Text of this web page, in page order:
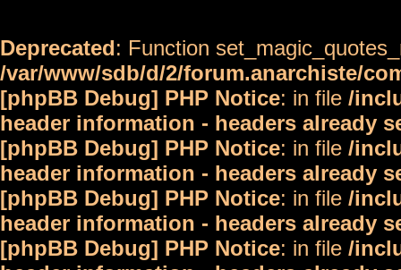
Deprecated: Function
/var/www/sdb/d/2/forum.anarchiste/
[phpBB Debug] PHP Notice: in file /
header information - headers already
[phpBB Debug] PHP Notice: in file /
header information - headers already
[phpBB Debug] PHP Notice: in file /
header information - headers already
[phpBB Debug] PHP Notice: in file /